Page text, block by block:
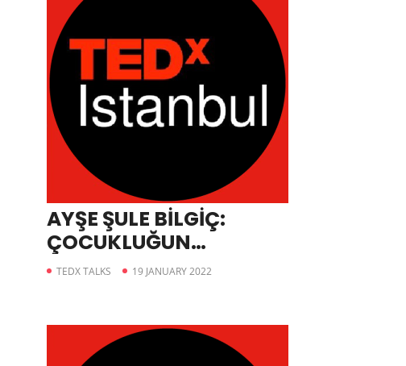
AYŞE ŞULE BİLGİÇ:
ÇOCUKLUĞUN
HAPİSHANESİDİR YETİŞKİNLİK
TEDX TALKS 19 JANUARY 2022